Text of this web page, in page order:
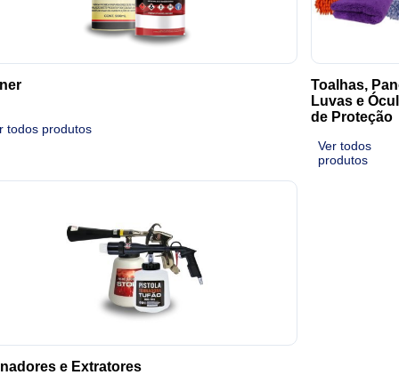
todos produtos
Toalhas,
Luvas e
de Proteção
Ver todos
produtos
e Extratores